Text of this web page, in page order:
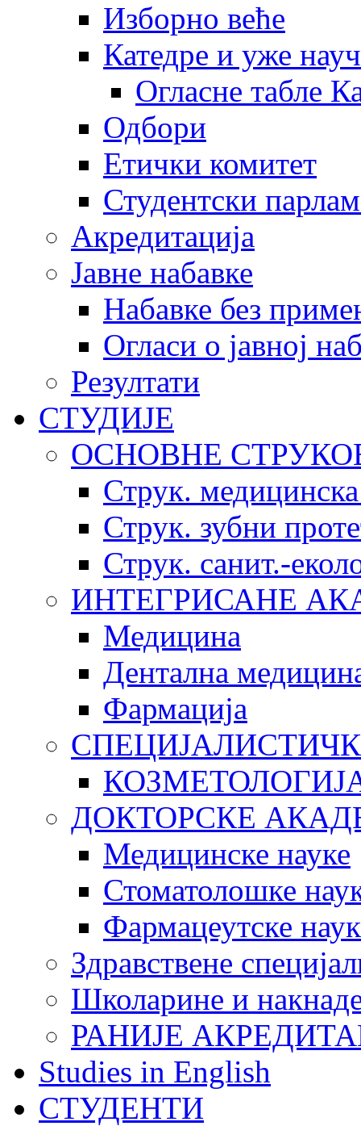
Изборно веће
Катедре и уже
Огласне табле
Одбори
Етички комитет
Студентски
Акредитација
Јавне набавке
Набавке без
Огласи о јавној
Резултати
СТУДИЈЕ
ОСНОВНЕ
Струк. медицинска
Струк. зубни
Струк. санит.-
ИНТЕГРИСАНЕ
Медицина
Дентална
Фармација
ДОКТОРСКЕ
Медицинске науке
Стоматолошке
Фармацеутске
Здравствене
Школарине и
РАНИЈЕ
Studies in English
СТУДЕНТИ